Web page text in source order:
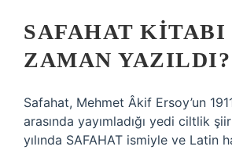
SAFAHAT KITABI
ZAMAN YAZILDI?
Safahat, Mehmet Âkif Ersoy’un
arasında yayımladığı yedi ciltlik
yılında SAFAHAT ismiyle ve Latin